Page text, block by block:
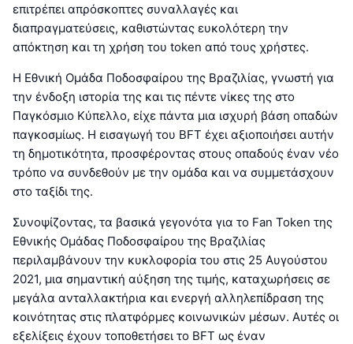
επιτρέπει απρόσκοπτες συναλλαγές και
διαπραγματεύσεις, καθιστώντας ευκολότερη την
απόκτηση και τη χρήση του token από τους χρήστες.
Η Εθνική Ομάδα Ποδοσφαίρου της Βραζιλίας, γνωστή για
την ένδοξη ιστορία της και τις πέντε νίκες της στο
Παγκόσμιο Κύπελλο, είχε πάντα μια ισχυρή βάση οπαδών
παγκοσμίως. Η εισαγωγή του BFT έχει αξιοποιήσει αυτήν
τη δημοτικότητα, προσφέροντας στους οπαδούς έναν νέο
τρόπο να συνδεθούν με την ομάδα και να συμμετάσχουν
στο ταξίδι της.
Συνοψίζοντας, τα βασικά γεγονότα για το Fan Token της
Εθνικής Ομάδας Ποδοσφαίρου της Βραζιλίας
περιλαμβάνουν την κυκλοφορία του στις 25 Αυγούστου
2021, μια σημαντική αύξηση της τιμής, καταχωρήσεις σε
μεγάλα ανταλλακτήρια και ενεργή αλληλεπίδραση της
κοινότητας στις πλατφόρμες κοινωνικών μέσων. Αυτές οι
εξελίξεις έχουν τοποθετήσει το BFT ως έναν